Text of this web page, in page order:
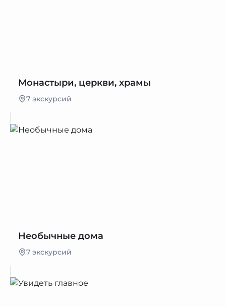
Монастыри, церкви, храмы
7 экскурсий
Необычные дома
7 экскурсий